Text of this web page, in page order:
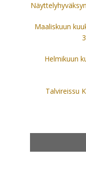
Maaliskuun
Helmikuun
Talvireissu